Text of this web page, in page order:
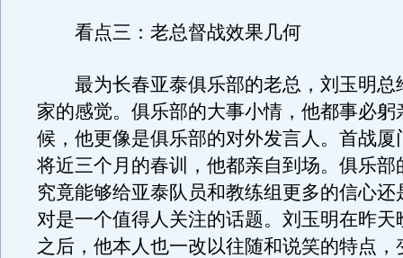
看点三：老总督战效果几何
最为长春亚泰俱乐部的老总，刘玉明总
家的感觉。俱乐部的大事小情，他都事必躬
候，他更像是俱乐部的对外发言人。首战厦
将近三个月的春训，他都亲自到场。俱乐部
究竟能够给亚泰队员和教练组更多的信心还
对是一个值得人关注的话题。刘玉明在昨天
之后，他本人也一改以往随和说笑的特点，